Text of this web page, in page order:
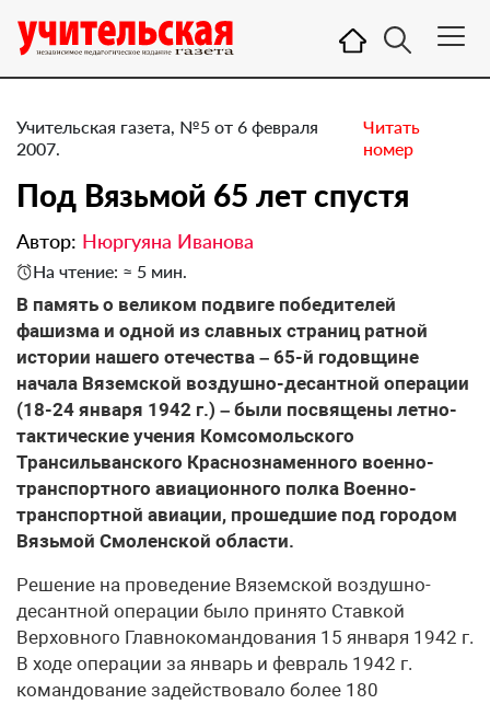
Учительская газета, №5 от 6 февраля
2007.
Читать
номер
Под Вязьмой 65 лет спустя
Автор: Нюргуяна Иванова
На чтение: ≈ 5 мин.
В память о великом подвиге победителей
фашизма и одной из славных страниц ратной
истории нашего отечества – 65-й годовщине
начала Вяземской воздушно-десантной операции
(18-24 января 1942 г.) – были посвящены летно-
тактические учения Комсомольского
Трансильванского Краснознаменного военно-
транспортного авиационного полка Военно-
транспортной авиации, прошедшие под городом
Вязьмой Смоленской области.
Решение на проведение Вяземской воздушно-
десантной операции было принято Ставкой
Верховного Главнокомандования 15 января 1942 г.
В ходе операции за январь и февраль 1942 г.
командование задействовало более 180